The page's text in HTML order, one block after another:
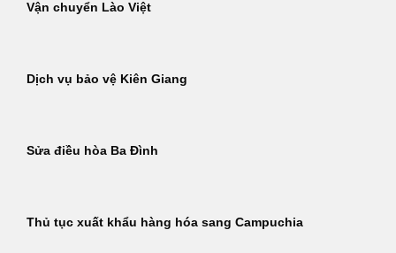
Vận chuyển Lào Việt
Dịch vụ bảo vệ Kiên Giang
Sửa điều hòa Ba Đình
Thủ tục xuất khẩu hàng hóa sang Campuchia